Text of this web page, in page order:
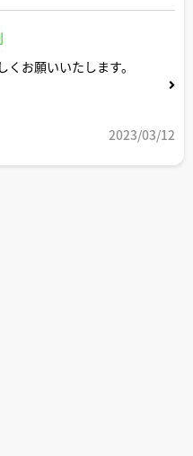
お願いいたします。
2023/03/12